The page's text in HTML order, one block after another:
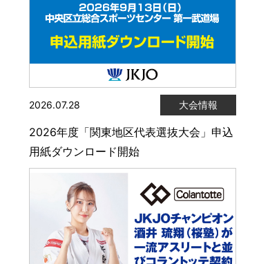
大会情報
2026.07.28
2026年度「関東地区代表選抜大会」申込
用紙ダウンロード開始